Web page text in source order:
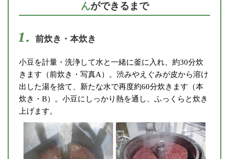
んができるまで
1. 前炊き・本炊き
小豆を計量・洗浄して水と一緒に釜に入れ、約30分炊
きます（前炊き・写真A）。渋みやえぐみが皮から溶け
出した湯を捨て、新たな水で再度約60分炊きます（本
炊き・B）。小豆にしっかり熱を通し、ふっくらと炊き
上げます。